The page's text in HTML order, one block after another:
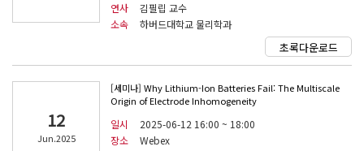
연사
김필립 교수
소속
하버드대학교 물리학과
초록다운로드
12
Jun.2025
[세미나] Why Lithium-Ion Batteries Fail: The Multiscale
Origin of Electrode Inhomogeneity
일시
2025-06-12 16:00 ~ 18:00
장소
Webex